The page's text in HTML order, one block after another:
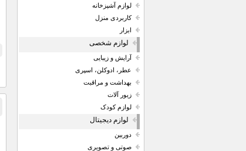
لوازم آشپزخانه
کاربردی منزل
ابزار
لوازم شخصی
آرایش و زیبایی
عطر، ادوکلن، اسپری
بهداشت و مراقبت
زیور آلات
لوازم کودک
لوازم دیجیتال
دوربین
صوتی و تصویری